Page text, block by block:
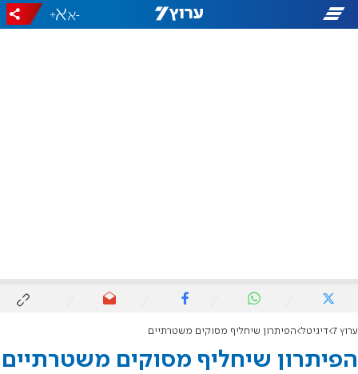
-
+
ערוץ 7 דיגיטל הפיתרון שיחליף מסוקים משטרתיים
הפיתרון שיחליף מסוקים משטרתיים